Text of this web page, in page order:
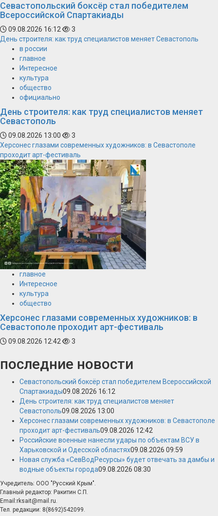
Севастопольский боксёр стал победителем
Всероссийской Спартакиады
09.08.2026 16:12
3
День строителя: как труд специалистов меняет Севастополь
в россии
главное
Интересное
культура
общество
официально
День строителя: как труд специалистов меняет
Севастополь
09.08.2026 13:00
3
Херсонес глазами современных художников: в Севастополе
проходит арт-фестиваль
главное
Интересное
культура
общество
Херсонес глазами современных художников: в
Севастополе проходит арт-фестиваль
09.08.2026 12:42 3
последние новости
Севастопольский боксёр стал победителем Всероссийской
Спартакиады09.08.2026 16:12
День строителя: как труд специалистов меняет
Севастополь09.08.2026 13:00
Херсонес глазами современных художников: в Севастополе
проходит арт-фестиваль09.08.2026 12:42
Российские военные нанесли удары по объектам ВСУ в
Харьковской и Одесской областях09.08.2026 09:59
Новая служба «СевВодРесурсы» будет отвечать за дамбы и
водные объекты города09.08.2026 08:30
Учредитель: ООО "Русский Крым".
Главный редактор: Ракитин С.П.
Email:rksait@mail.ru.
Тел. редакции: 8(8692)542099.